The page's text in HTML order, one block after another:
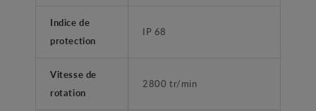
Indice de
protection
IP 68
Vitesse de
rotation
2800 tr/min